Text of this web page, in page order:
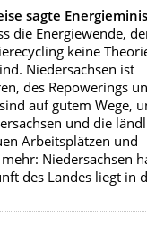
sagte
die Energiewende,
keine
Niedersachsen ist
des Repowerings
auf gutem Wege,
und die
Arbeitsplätzen und
Niedersachsen
des Landes liegt in